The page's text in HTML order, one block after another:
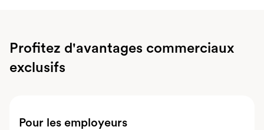
Profitez d'avantages commerciaux
exclusifs
Pour les employeurs